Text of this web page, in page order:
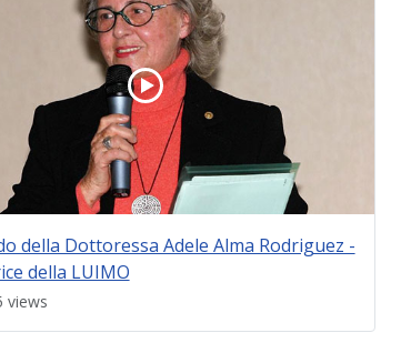
della Dottoressa Adele Alma Rodriguez -
della LUIMO
views